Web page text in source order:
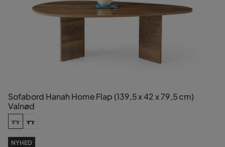
Sofabord Hanah Home Flap (139,5 x 42 x 79,5 cm)
Valnød
NYHED